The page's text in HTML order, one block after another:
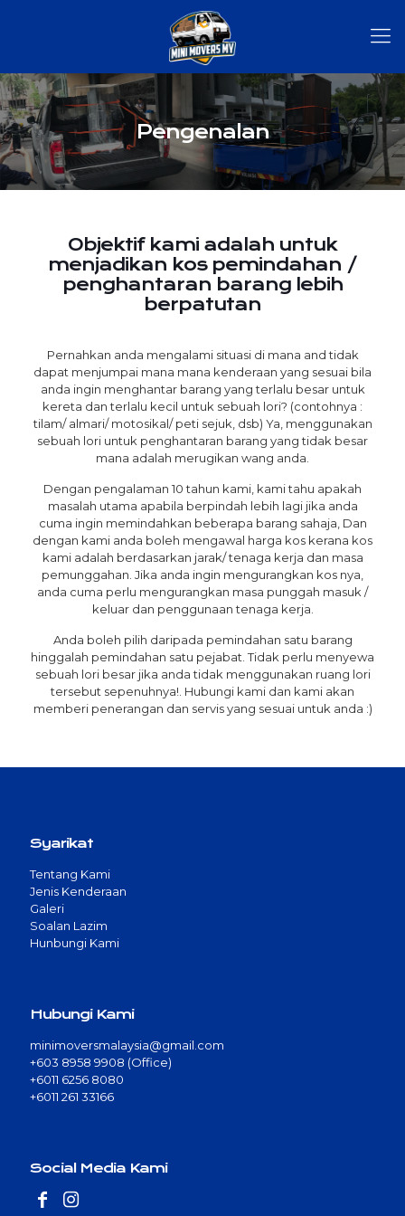
Pengenalan
Objektif kami adalah untuk
menjadikan kos pemindahan /
penghantaran barang lebih
berpatutan
Pernahkan anda mengalami situasi di mana and tidak
dapat menjumpai mana mana kenderaan yang sesuai bila
anda ingin menghantar barang yang terlalu besar untuk
kereta dan terlalu kecil untuk sebuah lori? (contohnya :
tilam/ almari/ motosikal/ peti sejuk, dsb) Ya, menggunakan
sebuah lori untuk penghantaran barang yang tidak besar
mana adalah merugikan wang anda.
Dengan pengalaman 10 tahun kami, kami tahu apakah
masalah utama apabila berpindah lebih lagi jika anda
cuma ingin memindahkan beberapa barang sahaja, Dan
dengan kami anda boleh mengawal harga kos kerana kos
kami adalah berdasarkan jarak/ tenaga kerja dan masa
pemunggahan. Jika anda ingin mengurangkan kos nya,
anda cuma perlu mengurangkan masa punggah masuk /
keluar dan penggunaan tenaga kerja.
Anda boleh pilih daripada pemindahan satu barang
hinggalah pemindahan satu pejabat. Tidak perlu menyewa
sebuah lori besar jika anda tidak menggunakan ruang lori
tersebut sepenuhnya!. Hubungi kami dan kami akan
memberi penerangan dan servis yang sesuai untuk anda :)
Syarikat
Tentang Kami
Jenis Kenderaan
Galeri
Soalan Lazim
Hunbungi Kami
Hubungi Kami
minimoversmalaysia@gmail.com
+603 8958 9908 (Office)
+6011 6256 8080
+6011 261 33166
Social Media Kami